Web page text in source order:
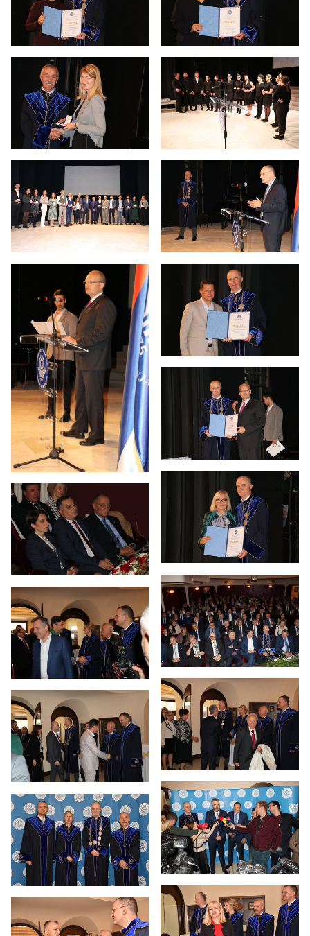
41 година рада Универзитета
40 година рада Универзитета
39 година рада Универзитета